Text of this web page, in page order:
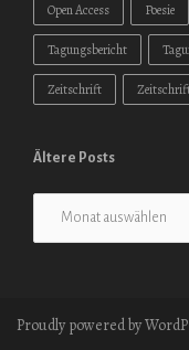
Open Access Poesie
Tagungsbericht
Zeitschrift
Ältere Posts
Posts
Proudly powered by